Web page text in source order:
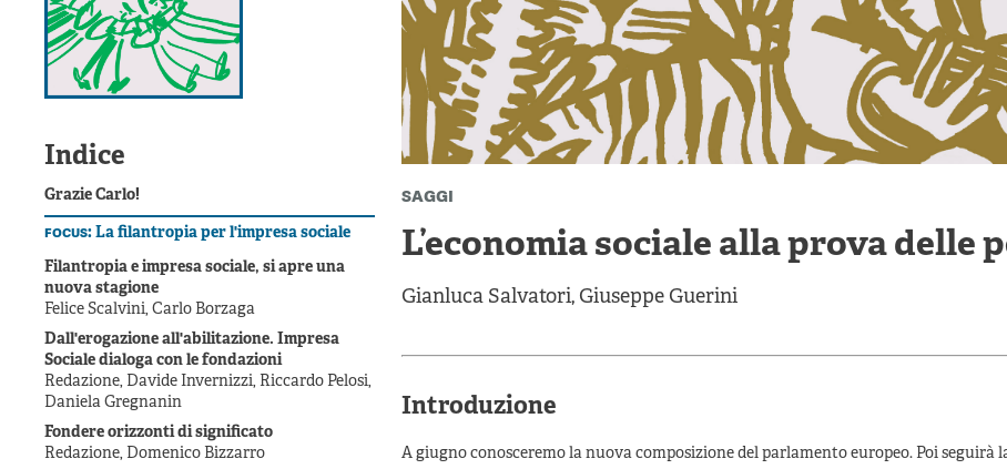
Indice
Grazie Carlo!
focus:La filantropia per l'impresa sociale
Filantropia e impresa sociale, si apre una
nuova stagione
Felice Scalvini, Carlo Borzaga
Dall'erogazione all'abilitazione. Impresa
Sociale dialoga con le fondazioni
Redazione, Davide Invernizzi, Riccardo Pelosi,
Daniela Gregnanin
Fondere orizzonti di significato
Redazione, Domenico Bizzarro
saggi
L’economia sociale alla prova delle
Gianluca Salvatori, Giuseppe Guerini
Introduzione
A giugno conosceremo la nuova composizione del parlamento europeo. Poi seguirà